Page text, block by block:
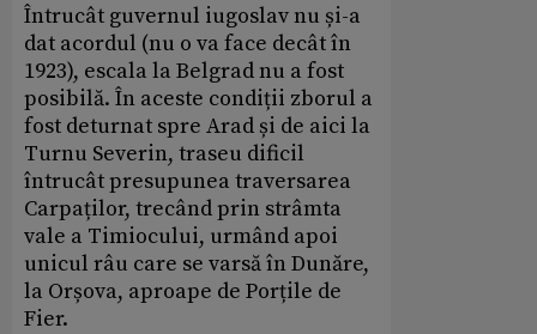
Întrucât guvernul iugoslav nu și-a
dat acordul (nu o va face decât în
1923), escala la Belgrad nu a fost
posibilă. În aceste condiții zborul a
fost deturnat spre Arad și de aici la
Turnu Severin, traseu dificil
întrucât presupunea traversarea
Carpaților, trecând prin strâmta
vale a Timiocului, urmând apoi
unicul râu care se varsă în Dunăre,
la Orșova, aproape de Porțile de
Fier.